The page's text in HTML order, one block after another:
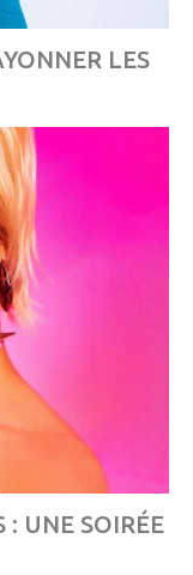
LES
: UNE SOIRÉE